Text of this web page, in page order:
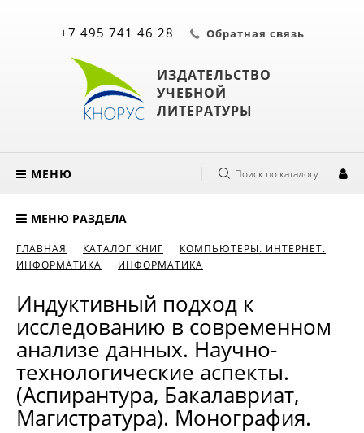
ИЗДАТЕЛЬСТВО
УЧЕБНОЙ
ЛИТЕРАТУРЫ
+7 495 741 46 28 Обратная связь
МЕНЮ Поиск по каталогу
МЕНЮ РАЗДЕЛА
ГЛАВНАЯ КАТАЛОГ КНИГ
КОМПЬЮТЕРЫ. ИНТЕРНЕТ.
ИНФОРМАТИКА
ИНФОРМАТИКА
Индуктивный подход к
исследованию в современном
анализе данных. Научно-
технологические аспекты.
(Аспирантура, Бакалавриат,
Магистратура). Монография.